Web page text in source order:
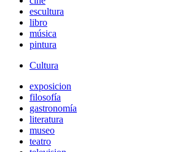
escultura
libro
música
pintura
Cultura
exposicion
filosofía
gastronomía
literatura
museo
teatro